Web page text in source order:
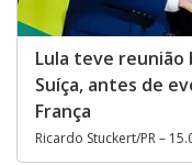
Lula teve reunião
Suíça, antes de
França
Ricardo Stuckert/PR –